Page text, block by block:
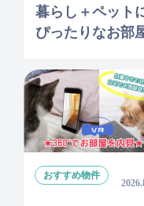
暮らし＋ペット
ぴったりなお部
おすすめ物件